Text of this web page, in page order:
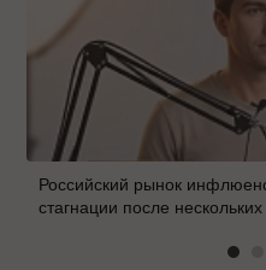
Российский рынок
стагнации после